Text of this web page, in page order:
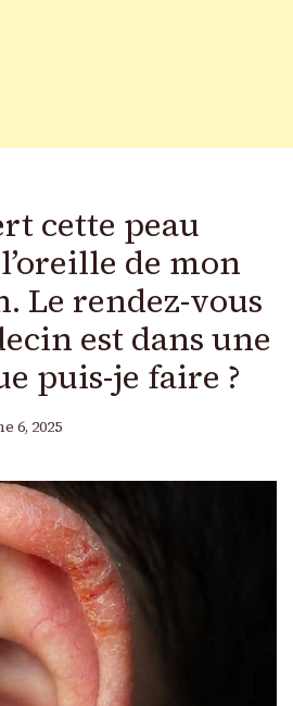
cette peau
de mon
Le rendez-vous
est dans une
puis-je faire ?
6, 2025